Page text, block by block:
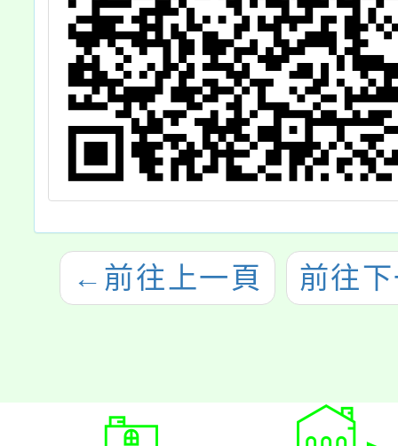
← 前往上一頁 前往